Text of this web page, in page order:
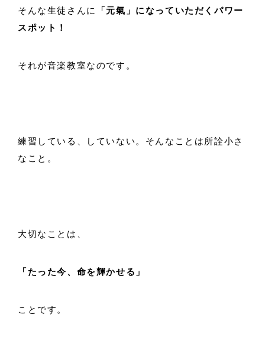
そんな生徒さんに
「元氣」になっていただくパワー
スポット！
それが音楽教室なのです。
練習している、していない。そんなことは所詮小さ
なこと。
大切なことは、
「たった今、命を輝かせる」
ことです。